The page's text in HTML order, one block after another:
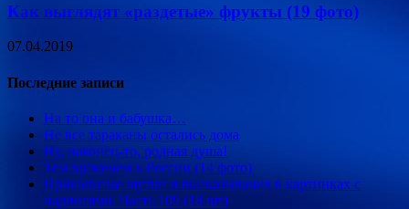
Как выглядят «раздетые» фрукты (19 фото)
07.04.2019
Последние записи
На то она и бабушка…
Не все тараканы остались дома
Ну, наконец-то, родная душа!
Тем временем в России (14 фото)
Прикольные шутки и высказывания в картинках с
надписями. Часть 109 (18 шт)